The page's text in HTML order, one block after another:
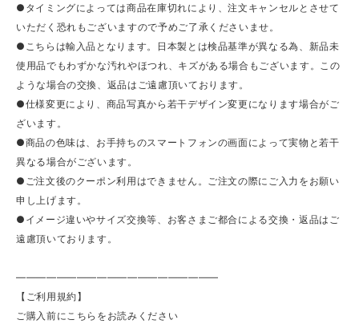
●タイミングによっては商品在庫切れにより、注文キャンセルとさせて
いただく恐れもございますので予めご了承くださいませ。
●こちらは輸入品となります。日本製とは検品基準が異なる為、新品未
使用品でもわずかな汚れやほつれ、キズがある場合もございます。この
ような場合の交換、返品はご遠慮頂いております。
●仕様変更により、商品写真から若干デザイン変更になります場合がご
ざいます。
●商品の色味は、お手持ちのスマートフォンの画面によって実物と若干
異なる場合がございます。
●ご注文後のクーポン利用はできません。ご注文の際にご入力をお願い
申し上げます。
●イメージ違いやサイズ交換等、お客さまご都合による交換・返品はご
遠慮頂いております。
————————————————————
【ご利用規約】
ご購入前にこちらをお読みください